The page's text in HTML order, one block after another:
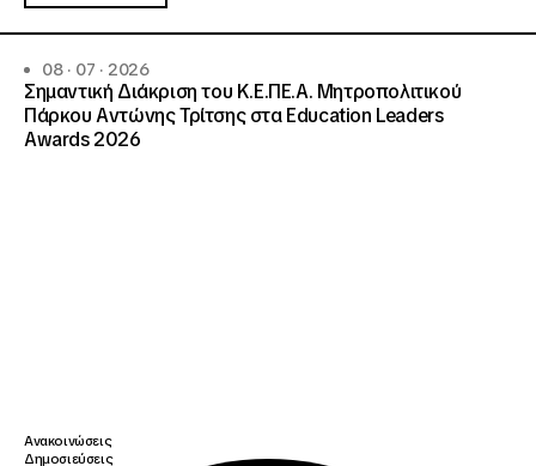
08 · 07 · 2026
Σημαντική Διάκριση του Κ.Ε.ΠΕ.Α. Μητροπολιτικού
Πάρκου Αντώνης Τρίτσης στα Education Leaders
Awards 2026
Ανακοινώσεις
Δημοσιεύσεις